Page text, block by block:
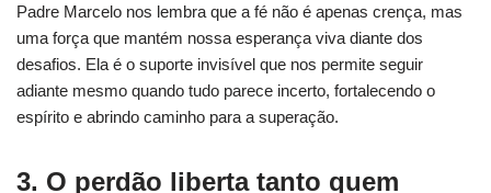
Padre Marcelo nos lembra que a fé não é apenas crença, mas
uma força que mantém nossa esperança viva diante dos
desafios. Ela é o suporte invisível que nos permite seguir
adiante mesmo quando tudo parece incerto, fortalecendo o
espírito e abrindo caminho para a superação.
3. O perdão liberta tanto quem